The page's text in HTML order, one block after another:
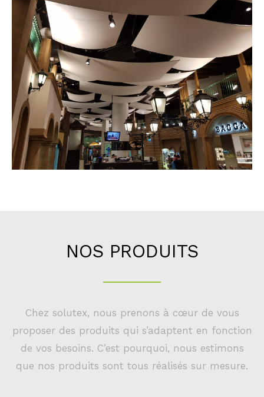
NOS PRODUITS
Chez solutex, nous prenons à cœur de vous
proposer des produits qui s’adaptent en fonction
de vos besoins. C’est pourquoi, nous estimons
que nos produits sont tous réalisés sur mesure.